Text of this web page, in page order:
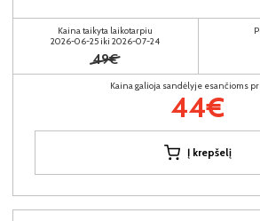
Kaina taikyta laikotarpiu
2026-06-25 iki 2026-07-24
49€
Kaina galioja sandėlyje esančioms
44€
Į krepšelį